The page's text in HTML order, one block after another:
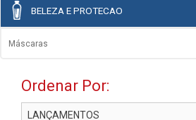
BELEZA E PROTECAO
Máscaras
Ordenar Por: